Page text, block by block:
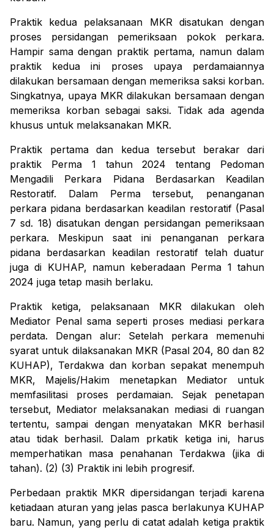
Praktik kedua pelaksanaan MKR disatukan dengan
proses persidangan pemeriksaan pokok perkara.
Hampir sama dengan praktik pertama, namun dalam
praktik kedua ini proses upaya perdamaiannya
dilakukan bersamaan dengan memeriksa saksi korban.
Singkatnya, upaya MKR dilakukan bersamaan dengan
memeriksa korban sebagai saksi. Tidak ada agenda
khusus untuk melaksanakan MKR.
Praktik pertama dan kedua tersebut berakar dari
praktik Perma 1 tahun 2024 tentang Pedoman
Mengadili Perkara Pidana Berdasarkan Keadilan
Restoratif. Dalam Perma tersebut, penanganan
perkara pidana berdasarkan keadilan restoratif (Pasal
7 sd. 18) disatukan dengan persidangan pemeriksaan
perkara. Meskipun saat ini penanganan perkara
pidana berdasarkan keadilan restoratif telah duatur
juga di KUHAP, namun keberadaan Perma 1 tahun
2024 juga tetap masih berlaku.
Praktik ketiga, pelaksanaan MKR dilakukan oleh
Mediator Penal sama seperti proses mediasi perkara
perdata. Dengan alur: Setelah perkara memenuhi
syarat untuk dilaksanakan MKR (Pasal 204, 80 dan 82
KUHAP), Terdakwa dan korban sepakat menempuh
MKR, Majelis/Hakim menetapkan Mediator untuk
memfasilitasi proses perdamaian. Sejak penetapan
tersebut, Mediator melaksanakan mediasi di ruangan
tertentu, sampai dengan menyatakan MKR berhasil
atau tidak berhasil. Dalam prkatik ketiga ini, harus
memperhatikan masa penahanan Terdakwa (jika di
tahan). (2) (3) Praktik ini lebih progresif.
Perbedaan praktik MKR dipersidangan terjadi karena
ketiadaan aturan yang jelas pasca berlakunya KUHAP
baru. Namun, yang perlu di catat adalah ketiga praktik